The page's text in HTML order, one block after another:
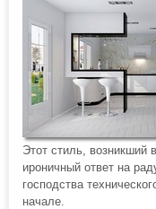
Этот стиль, возникший
ироничный ответ на
господства
начале.